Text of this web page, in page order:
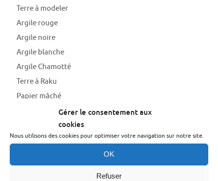
Gérer le consentement aux
cookies
Nous utilisons des cookies pour optimiser votre navigation sur notre site.
OK
Refuser
Terre à modeler
Argile rouge
Argile noire
Argile blanche
Argile Chamotté
Terre à Raku
Papier mâché
Bande & Plâtre de moulage
Latex